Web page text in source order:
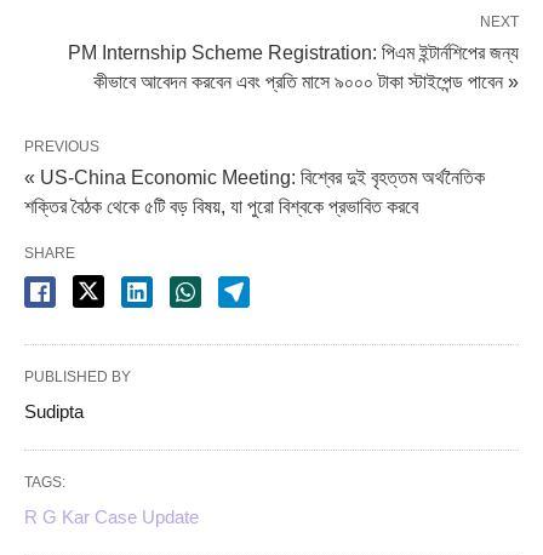
NEXT
PM Internship Scheme Registration: পিএম ইন্টার্নশিপের জন্য
কীভাবে আবেদন করবেন এবং প্রতি মাসে ৯০০০ টাকা স্টাইপেন্ড পাবেন »
PREVIOUS
« US-China Economic Meeting: বিশ্বের দুই বৃহত্তম অর্থনৈতিক
শক্তির বৈঠক থেকে ৫টি বড় বিষয়, যা পুরো বিশ্বকে প্রভাবিত করবে
SHARE
PUBLISHED BY
Sudipta
TAGS:
R G Kar Case Update